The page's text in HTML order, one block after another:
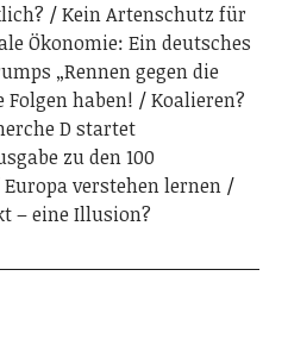
Kein Artenschutz für
Ökonomie: Ein deutsches
„Rennen gegen die
Folgen haben!
Koalieren?
D startet
zu den 100
Europa verstehen lernen
– eine Illusion?